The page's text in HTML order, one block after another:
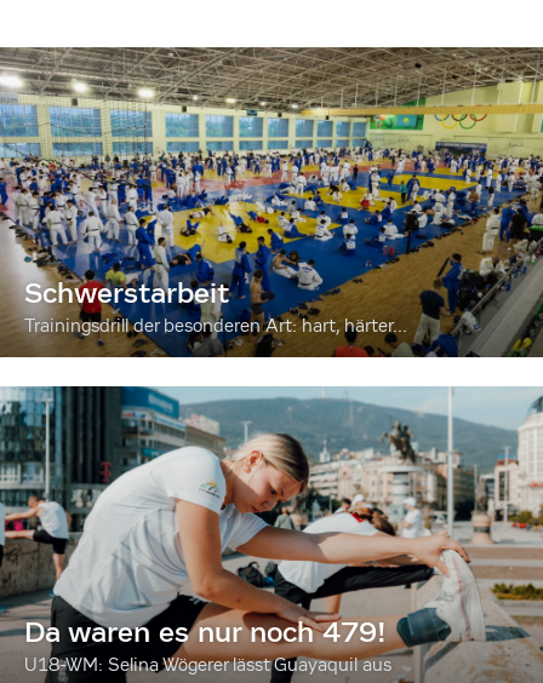
Schwerstarbeit
Trainingsdrill der besonderen Art: hart, härter...
Da waren es nur noch 479!
U18-WM: Selina Wögerer lässt Guayaquil aus